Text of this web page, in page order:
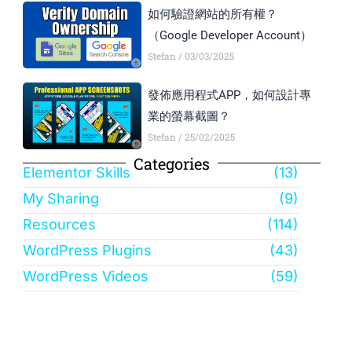
如何驗證網站的所有權？
（Google Developer Account）
Stefan 03/03/2025
發佈應用程式APP，如何設計專
業的螢幕截圖？
Stefan 25/02/2025
Categories
Elementor Skills
(13)
My Sharing
(9)
Resources
(114)
WordPress Plugins
(43)
WordPress Videos
(59)